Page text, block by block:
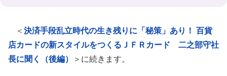
＜ 決済手段乱立時代の生き残りに「秘策」あり！ 百貨
店カードの新スタイルをつくるＪＦＲカード 二之部守社
長に聞く（後編）
＞に続きます。